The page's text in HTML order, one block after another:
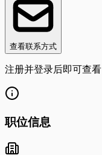
查看联系方式
注册并登录后即可查看
职位信息